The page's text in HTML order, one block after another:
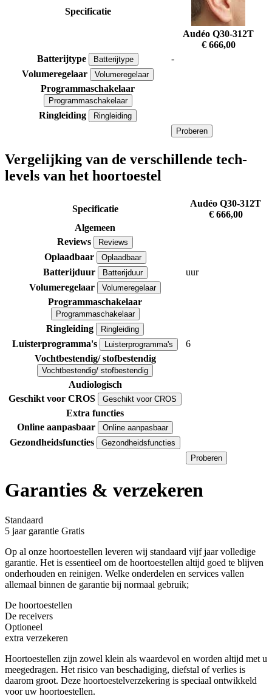
Specificatie
Audéo Q30-312T
€ 666,00
Batterijtype
Batterijtype
-
Volumeregelaar
Volumeregelaar
Programmaschakelaar
Programmaschakelaar
Ringleiding
Ringleiding
Proberen
Vergelijking van de verschillende tech-
levels van het hoortoestel
Specificatie
Audéo Q30-312T
€ 666,00
Algemeen
Reviews
Reviews
Oplaadbaar Oplaadbaar
Batterijduur Batterijduur
uur
Volumeregelaar
Volumeregelaar
Programmaschakelaar
Programmaschakelaar
Ringleiding Ringleiding
Luisterprogramma's Luisterprogramma's
6
Vochtbestendig/ stofbestendig
Vochtbestendig/ stofbestendig
Audiologisch
Geschikt voor CROS
Geschikt voor CROS
Extra functies
Online aanpasbaar
Online aanpasbaar
Gezondheidsfuncties
Gezondheidsfuncties
Proberen
Garanties & verzekeren
Standaard
5 jaar garantie Gratis
Op al onze hoortoestellen leveren wij standaard vijf jaar volledige
garantie. Het is essentieel om de hoortoestellen altijd goed te blijven
onderhouden en reinigen. Welke onderdelen en services vallen
allemaal binnen de garantie bij normaal gebruik;
De hoortoestellen
De receivers
Optioneel
extra verzekeren
Hoortoestellen zijn zowel klein als waardevol en worden altijd met u
meegedragen. Het risico van beschadiging, diefstal of verlies is
daarom groot. Deze hoortoestelverzekering is speciaal ontwikkeld
voor uw hoortoestellen.